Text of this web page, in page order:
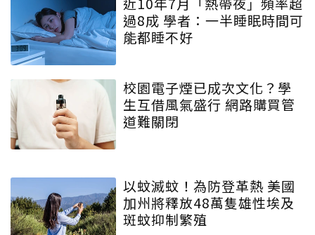
過8成 學者：一半睡眠時間可
能都睡不好
校園電子煙已成次文化？學
生互借風氣盛行 網路購買管
道難關閉
以蚊滅蚊！為防登革熱 美國
加州將釋放48萬隻雄性埃及
斑蚊抑制繁殖